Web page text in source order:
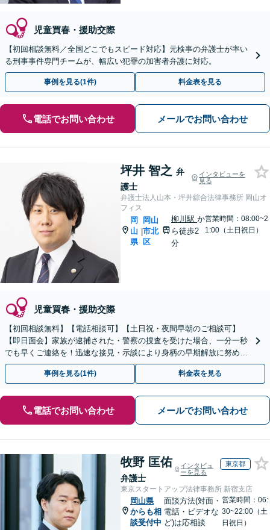
児童買春・援助交際
【初回相談無料／全国どこでもスピード対応】元検事の弁護士が率い
る刑事事件専門チームが、幅広い犯罪の加害者弁護に対応。
事例を見る(1件) 料金表を見る
電話でお問い合わせ メールでお問い合わせ
坪井 智之 弁
護士
インタビューを
見る
弁護士法人山本・坪井綜合法律事務所 岡山オ
フィス
岡
山
県
|
岡山
市北
区
柳川駅か
ら徒歩2
分
営業時間：08:00~2
1:00（土日祝日）
児童買春・援助交際
【初回相談無料】【電話相談可】【土日祝・夜間早朝のご相談可】
【即日面会】家族が逮捕された・警察の捜査を受けた場合、一分一秒
でも早くご連絡を！迅速な接見・示談により身柄の早期解放に努めま
す。精神面のケアも重視し、少年事件にも力を入れています。
事例を見る(1件) 料金表を見る
電話でお問い合わせ メールでお問い合わせ
牧野 匡佑
弁護士
インタビュ
ーを見る
東京都
東京スタートアップ法律事務所 新宿支店
岡山県
からも相
談受付中
面談方法(対面・
電話・ビデオな
ど)は応相談
営業時間：06:
30~22:00（土
日祝日）